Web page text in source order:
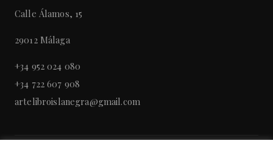
Calle Álamos, 15
29012 Málaga
+34 952 024 080
+34 722 607 908
artelibroislanegra@gmail.com